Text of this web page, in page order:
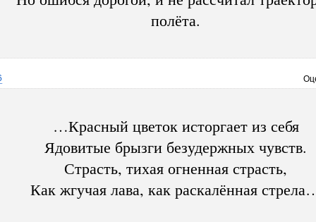
полёта.
…Красный цветок исторгает из себя
Ядовитые брызги безудержных чувств.
Страсть, тихая огненная страсть,
Как жгучая лава, как раскалённая